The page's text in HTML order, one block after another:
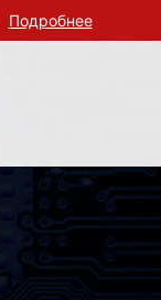
Подробнее